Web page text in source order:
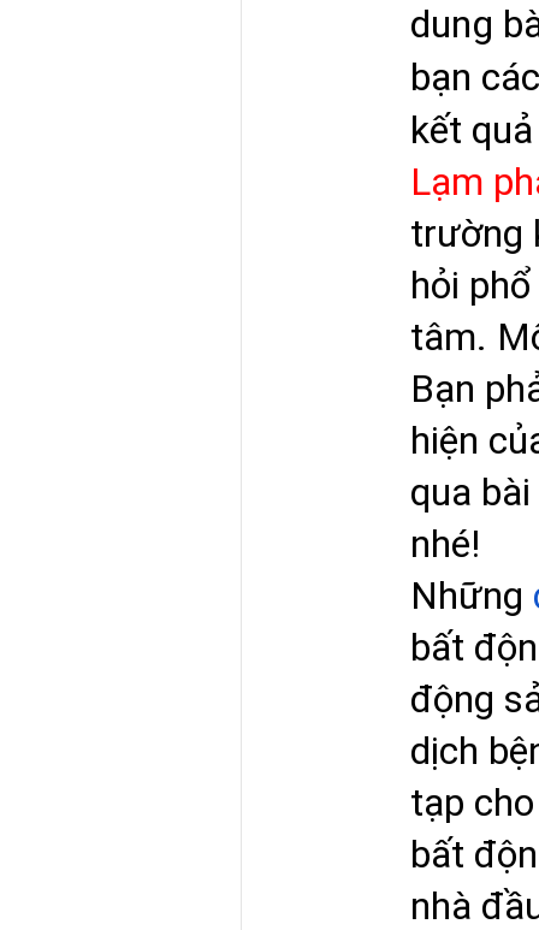
dung
bạn
kết
Lạm
trường
hỏi
tâm.
Bạn
hiện
qua
nhé!
Những
bất
động
dịch
tạp
bất
nhà